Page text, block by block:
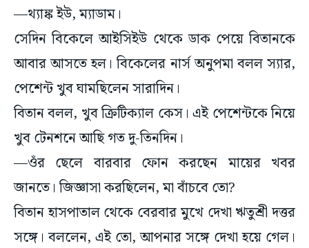
সেদিন বিকেলে আইসিইউ থেকে ডাক পেয়ে বিতানকে
আবার আসতে হল। বিকেলের নার্স অনুপমা বলল স্যার,
পেশেন্ট খুব ঘামছিলেন সারাদিন।
বিতান বলল, খুব ক্রিটিক্যাল কেস। এই পেশেন্টকে নিয়ে
খুব টেনশনে আছি গত দু-তিনদিন।
—ওঁর ছেলে বারবার ফোন করছেন মায়ের খবর
জানতে। জিজ্ঞাসা করছিলেন, মা বাঁচবে তো?
বিতান হাসপাতাল থেকে বেরবার মুখে দেখা ঋতুশ্রী দত্তর
সঙ্গে। বললেন, এই তো, আপনার সঙ্গে দেখা হয়ে গেল।
এখন কেমন বুঝছেন পেশেন্টকে?